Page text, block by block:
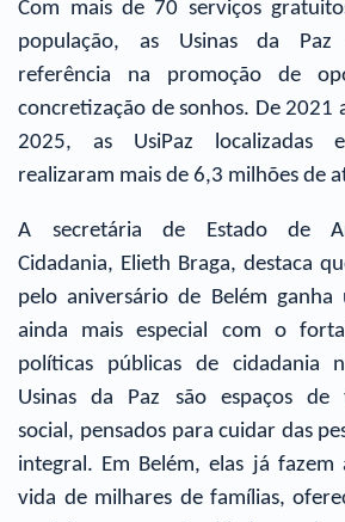
Com mais de 70 serviços
população, as Usinas da
referência na promoção de
concretização de sonhos. De 2021
2025, as UsiPaz localizadas
realizaram mais de 6,3 milhões de
A secretária de Estado de
Cidadania, Elieth Braga, destaca
pelo aniversário de Belém ganha
ainda mais especial com o
políticas públicas de cidadania
Usinas da Paz são espaços de
social, pensados para cuidar das
integral. Em Belém, elas já fazem
vida de milhares de famílias,